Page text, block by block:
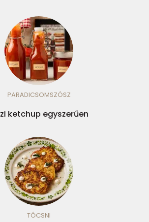
PARADICSOMSZÓSZ
ketchup egyszerűen
TÓCSNI